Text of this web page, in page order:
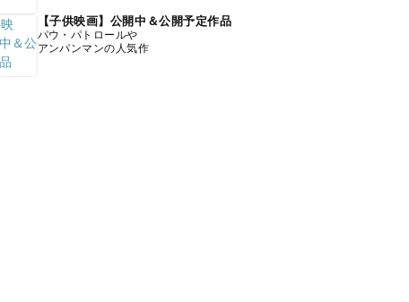
【子供映画】公開中＆公開予定作品
パウ・パトロールや
アンパンマンの人気作